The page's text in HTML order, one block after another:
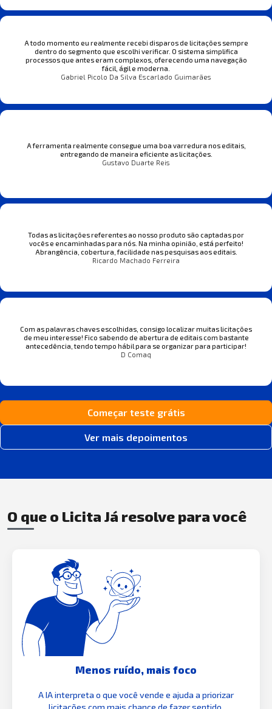
A todo momento eu realmente recebi disparos de licitações sempre
dentro do segmento que escolhi verificar. O sistema simplifica
processos que antes eram complexos, oferecendo uma navegação
fácil, ágil e moderna.
Gabriel Picolo Da Silva Escarlado Guimarães
A ferramenta realmente consegue uma boa varredura nos editais,
entregando de maneira eficiente as licitações.
Gustavo Duarte Reis
Todas as licitações referentes ao nosso produto são captadas por
vocês e encaminhadas para nós. Na minha opinião, está perfeito!
Abrangência, cobertura, facilidade nas pesquisas aos editais.
Ricardo Machado Ferreira
Com as palavras chaves escolhidas, consigo localizar muitas licitações
de meu interesse! Fico sabendo de abertura de editais com bastante
antecedência, tendo tempo hábil para se organizar para participar!
D Comaq
Começar teste grátis
Ver mais depoimentos
O que o Licita Já resolve para você
Menos ruído, mais foco
A IA interpreta o que você vende e ajuda a priorizar
licitações com mais chance de fazer sentido.